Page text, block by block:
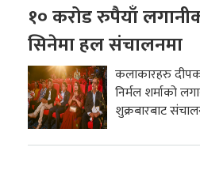
१० करोड रुपैयाँ
सिनेमा हल संचालनमा
कलाकारहरु
निर्मल शर्माको
शुक्रबारबाट